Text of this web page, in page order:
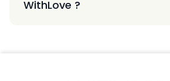
WithLove ?